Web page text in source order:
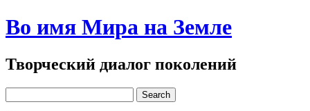
Во имя Мира на Земле
Творческий диалог поколений